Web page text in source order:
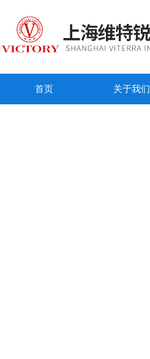
首页 关于我们